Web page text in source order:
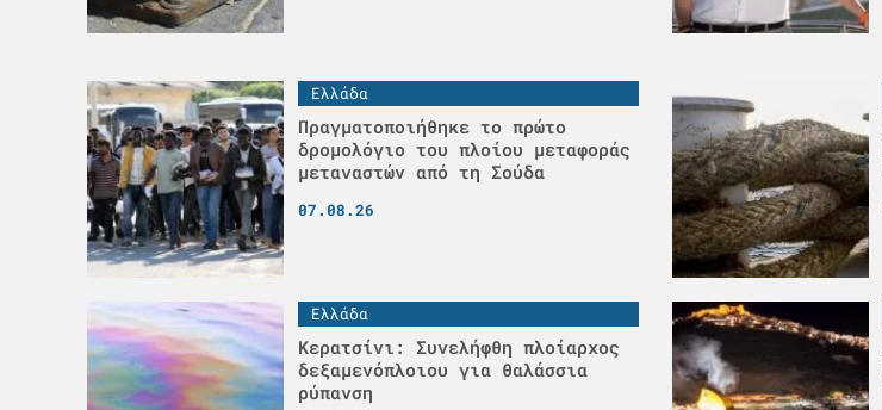
Ελλάδα
Πραγματοποιήθηκε το πρώτο
δρομολόγιο του πλοίου μεταφοράς
μεταναστών από τη Σούδα
07.08.26
Ελλάδα
Κερατσίνι: Συνελήφθη πλοίαρχος
δεξαμενόπλοιου για θαλάσσια
ρύπανση